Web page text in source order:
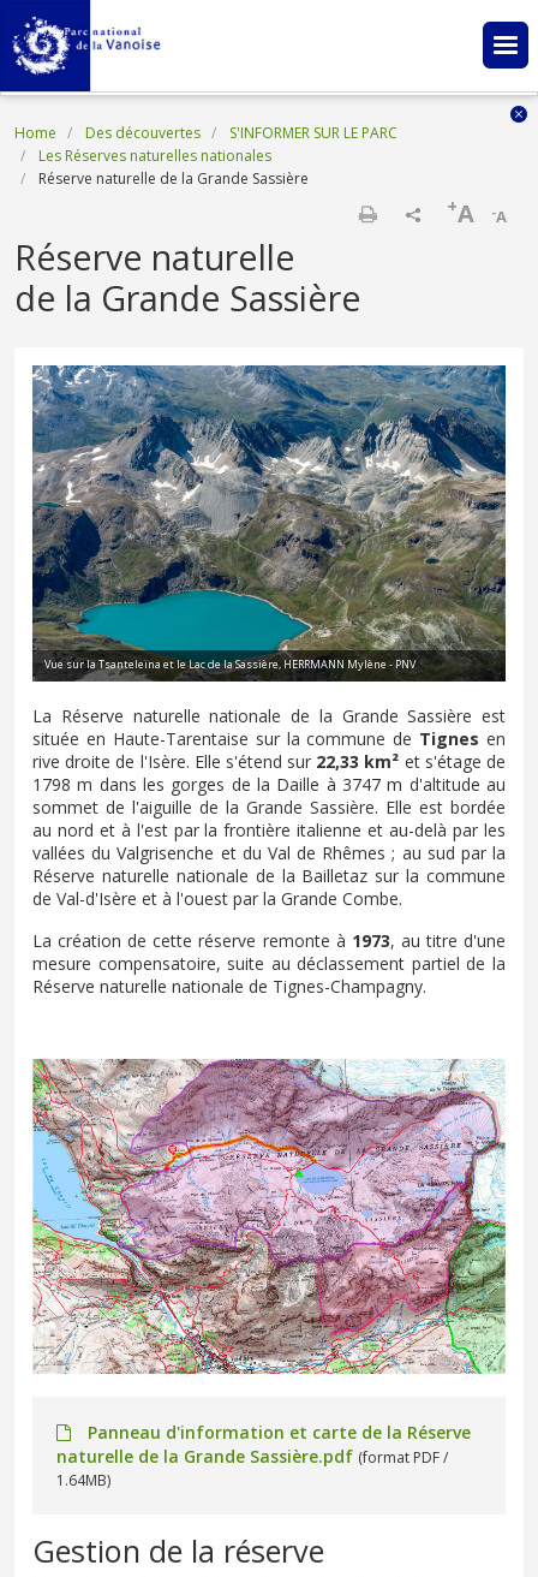
Skip to main content
Breadcrumb
Home Des découvertes
S'INFORMER SUR LE PARC
Les Réserves naturelles nationales
Réserve naturelle de la Grande Sassière
-A
+A
Réserve naturelle
de la Grande Sassière
Vue sur la Tsanteleina et le Lac de la Sassière, HERRMANN Mylène - PNV
La Réserve naturelle nationale de la Grande Sassière est
située en Haute-Tarentaise sur la commune de Tignes en
rive droite de l'Isère. Elle s'étend sur 22,33 km² et s'étage de
1798 m dans les gorges de la Daille à 3747 m d'altitude au
sommet de l'aiguille de la Grande Sassière. Elle est bordée
au nord et à l'est par la frontière italienne et au-delà par les
vallées du Valgrisenche et du Val de Rhêmes ; au sud par la
Réserve naturelle nationale de la Bailletaz sur la commune
de Val-d'Isère et à l'ouest par la Grande Combe.
La création de cette réserve remonte à 1973, au titre d'une
mesure compensatoire, suite au déclassement partiel de la
Réserve naturelle nationale de Tignes-Champagny.
Panneau d'information et carte de la Réserve
naturelle de la Grande Sassière.pdf (format PDF /
1.64MB)
Gestion de la réserve